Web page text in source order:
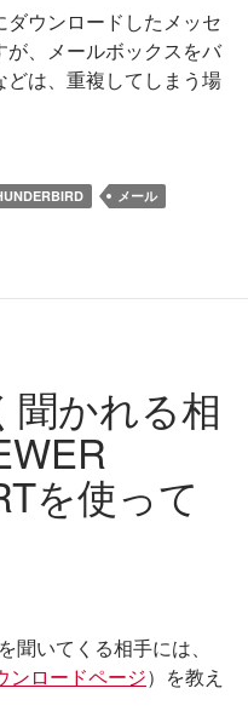
ウンロードしたメッセ
、メールボックスをバ
は、重複してしまう場
の重複メッセージを
メール
聞かれる相
を使って
聞いてくる相手には、
ンロードページ）を教え